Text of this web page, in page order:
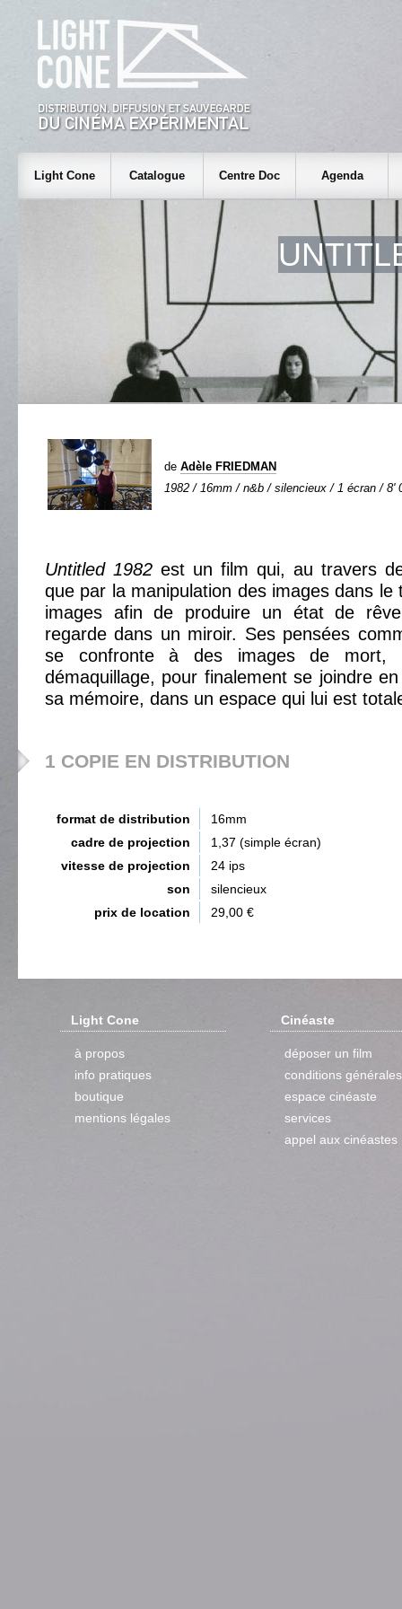
Light Cone Catalogue Centre Doc Agenda
de Adèle FRIEDMAN
1982 / 16mm / n&b / silencieux / 1 écran / 8'
Untitled 1982 est un film qui, au travers
que par la manipulation des images dans le
images afin de produire un état de
regarde dans un miroir. Ses pensées
se confronte à des images de mort,
démaquillage, pour finalement se joindre
sa mémoire, dans un espace qui lui est
1 COPIE EN DISTRIBUTION
format de distribution
16mm
cadre de projection
1,37 (simple écran)
vitesse de projection
24 ips
son
silencieux
prix de location
29,00 €
Light Cone
à propos
info pratiques
boutique
mentions légales
Cinéaste
déposer un film
conditions générales
espace cinéaste
services
appel aux cinéastes